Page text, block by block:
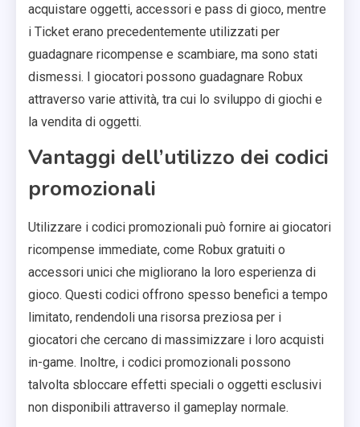
acquistare oggetti, accessori e pass di gioco, mentre
i Ticket erano precedentemente utilizzati per
guadagnare ricompense e scambiare, ma sono stati
dismessi. I giocatori possono guadagnare Robux
attraverso varie attività, tra cui lo sviluppo di giochi e
la vendita di oggetti.
Vantaggi dell’utilizzo dei codici
promozionali
Utilizzare i codici promozionali può fornire ai giocatori
ricompense immediate, come Robux gratuiti o
accessori unici che migliorano la loro esperienza di
gioco. Questi codici offrono spesso benefici a tempo
limitato, rendendoli una risorsa preziosa per i
giocatori che cercano di massimizzare i loro acquisti
in-game. Inoltre, i codici promozionali possono
talvolta sbloccare effetti speciali o oggetti esclusivi
non disponibili attraverso il gameplay normale.